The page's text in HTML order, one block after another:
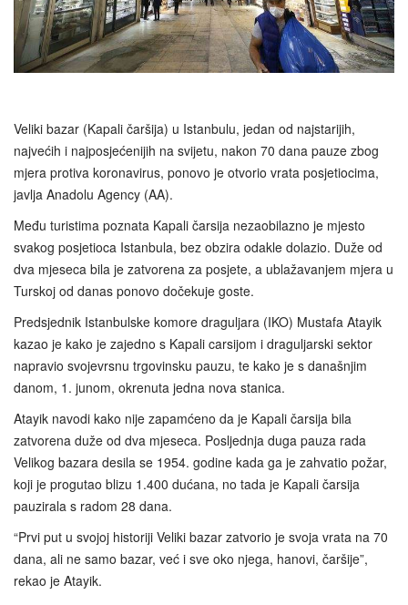
Veliki bazar (Kapali čaršija) u Istanbulu, jedan od najstarijih,
najvećih i najposjećenijih na svijetu, nakon 70 dana pauze zbog
mjera protiva koronavirus, ponovo je otvorio vrata posjetiocima,
javlja Anadolu Agency (AA).
Među turistima poznata Kapali čarsija nezaobilazno je mjesto
svakog posjetioca Istanbula, bez obzira odakle dolazio. Duže od
dva mjeseca bila je zatvorena za posjete, a ublažavanjem mjera u
Turskoj od danas ponovo dočekuje goste.
Predsjednik Istanbulske komore draguljara (IKO) Mustafa Atayik
kazao je kako je zajedno s Kapali carsijom i draguljarski sektor
napravio svojevrsnu trgovinsku pauzu, te kako je s današnjim
danom, 1. junom, okrenuta jedna nova stanica.
Atayik navodi kako nije zapamćeno da je Kapali čarsija bila
zatvorena duže od dva mjeseca. Posljednja duga pauza rada
Velikog bazara desila se 1954. godine kada ga je zahvatio požar,
koji je progutao blizu 1.400 dućana, no tada je Kapali čarsija
pauzirala s radom 28 dana.
“Prvi put u svojoj historiji Veliki bazar zatvorio je svoja vrata na 70
dana, ali ne samo bazar, već i sve oko njega, hanovi, čaršije”,
rekao je Atayik.